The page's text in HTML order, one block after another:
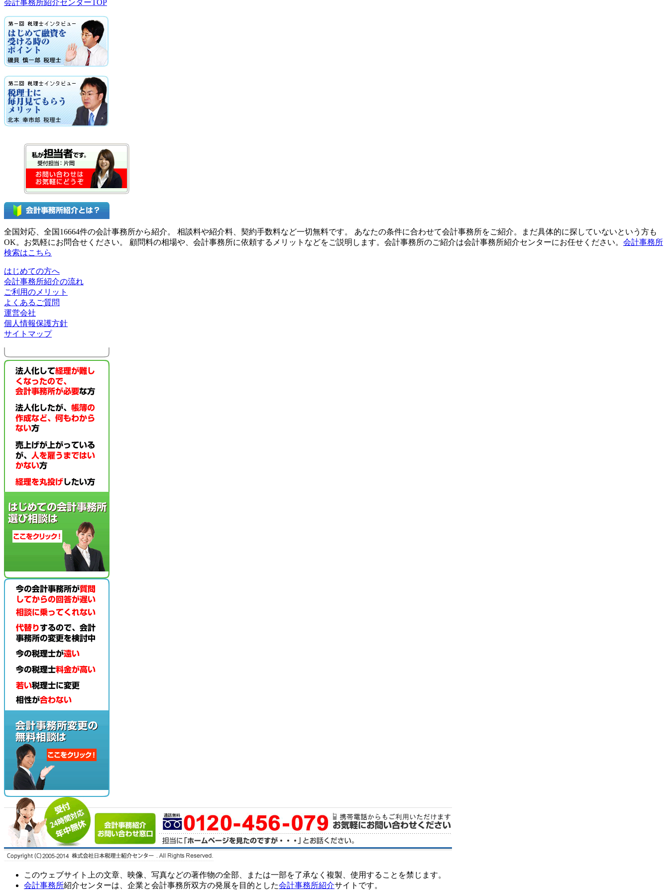
会計事務所紹介センターTOP
全国対応、全国16664件の会計事務所から紹介。 相談料や紹介料、契約手数料など一切無料です。 あなたの条件に合わせて会計事務所をご紹介。まだ具体的に探していないという方も
OK。お気軽にお問合せください。 顧問料の相場や、会計事務所に依頼するメリットなどをご説明します。会計事務所のご紹介は会計事務所紹介センターにお任せください。 会計事務所
検索はこちら
はじめての方へ
会計事務所紹介の流れ
ご利用のメリット
よくあるご質問
運営会社
個人情報保護方針
サイトマップ
このウェブサイト上の文章、映像、写真などの著作物の全部、または一部を了承なく複製、使用することを禁じます。
会計事務所紹介センターは、企業と会計事務所双方の発展を目的とした会計事務所紹介サイトです。